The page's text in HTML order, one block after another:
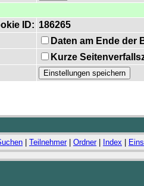
ID: 186265
Daten am Ende der
Kurze
Teilnehmer| Ordner| Index